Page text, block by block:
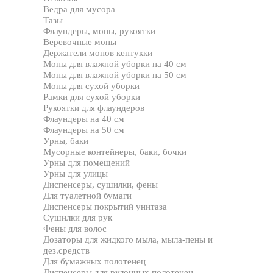
Ведра для мусора
Тазы
Флаундеры, мопы, рукоятки
Веревочные мопы
Держатели мопов кентукки
Мопы для влажной уборки на 40 см
Мопы для влажной уборки на 50 см
Мопы для сухой уборки
Рамки для сухой уборки
Рукоятки для флаундеров
Флаундеры на 40 см
Флаундеры на 50 см
Урны, баки
Мусорные контейнеры, баки, бочки
Урны для помещений
Урны для улицы
Диспенсеры, сушилки, фены
Для туалетной бумаги
Диспенсеры покрытий унитаза
Сушилки для рук
Фены для волос
Дозаторы для жидкого мыла, мыла-пены и
дез.средств
Для бумажных полотенец